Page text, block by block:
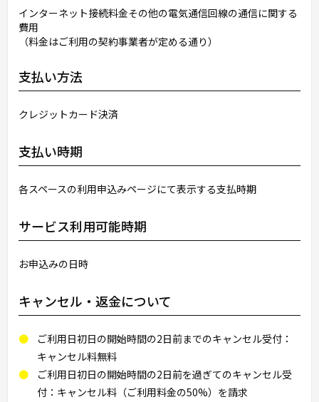
インターネット接続料金その他の電気通信回線の通信に関する
費用
（料金はご利用の契約事業者が定める通り）
支払い方法
クレジットカード決済
支払い時期
各スペースの利用申込みページにて表示する支払時期
サービス利用可能時期
お申込みの日時
キャンセル・返金について
ご利用日初日の開始時間の2日前までのキャンセル受付：
キャンセル料無料
ご利用日初日の開始時間の2日前を過ぎてのキャンセル受
付：キャンセル料（ご利用料金の50%）を請求